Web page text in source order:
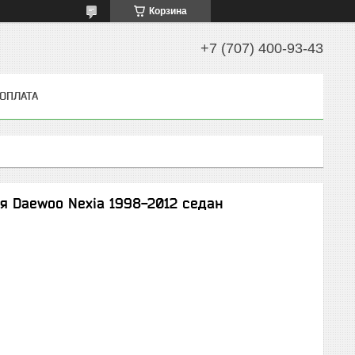
Корзина
+7 (707) 400-93-43
Daewoo Nexia 1998-2012 седан